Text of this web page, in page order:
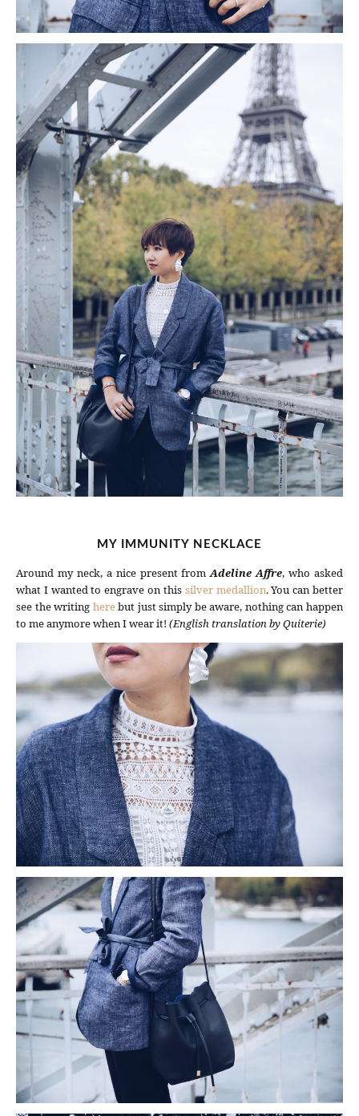
MY IMMUNITY NECKLACE
Around my neck, a nice present fromAdeline Affre, who asked
what I wanted to engrave on this silver medallion. You can better
see the writing herebut just simply be aware, nothing can happen
to me anymore when I wear it! (English translation by Quiterie)